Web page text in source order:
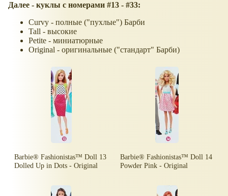
Далее - куклы с номерами #13 - #33:
Curvy - полные ("пухлые") Барби
Tall - высокие
Petite - миниатюрные
Original - оригинальные ("стандарт" Барби)
Barbie® Fashionistas™ Doll 13
Dolled Up in Dots - Original
Barbie® Fashionistas™ Doll 14
Powder Pink - Original